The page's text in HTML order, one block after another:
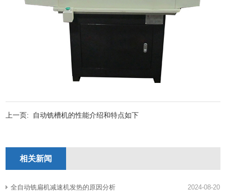
上一页: 自动铣槽机的性能介绍和特点如下
相关新闻
2024-08-20
全自动铣扁机减速机发热的原因分析